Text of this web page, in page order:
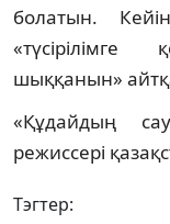
болатын.
шыққанын»
«Құдайдың
режиссері
Тэгтер: